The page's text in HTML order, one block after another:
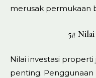
merusak permukaan
5#
Nilai investasi
penting.